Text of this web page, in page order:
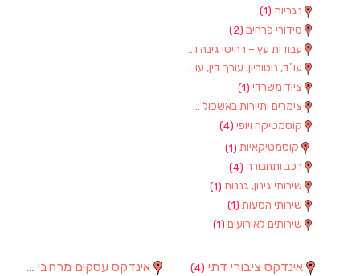
נגריות (1)
סידורי פרחים (2)
עבודות עץ – רהיטי גינה וגן
עו"ד, נוטוריון, עורך דין, עורכי דין
ציוד משרדי (1)
צימרים ותיירות באשכול (7)
קוסמטיקה ויופי (4)
קוסמטיקאיות (1)
רכב ותחבורה (4)
שירותי גינון, גננות (1)
שירותי הסעות (1)
שירותים לאירועים (1)
אינדקס עסקים מרחבי (97) אינדקס ציבורי דתי (4)